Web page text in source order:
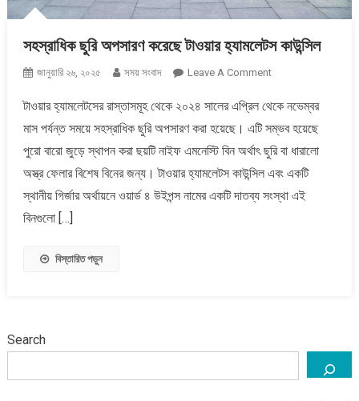
সহস্রাধিক ছুরি অপসারণ করেছে টাওয়ার হ্যামলেটস কাউন্সিল
জানুয়ারি ২৬, ২০২৫ সময় সংবাদ Leave A CommentOn
ছুরি
অপসারণ
করেছে
টাওয়ার
কাউন্সিল
টাওয়ার হ্যামলেটসের রাস্তাসমূহ থেকে ২০২৪ সালের এপ্রিল থেকে নভেম্বর
মাস পর্যন্ত সময়ে সহস্রাধিক ছুরি অপসারণ করা হয়েছে। এটি সম্ভব হয়েছে
পুরো বারো জুড়ে স্থাপন করা ছয়টি নাইফ এমনেস্টি বিন অর্থাৎ ছুরি বা ধারালো
অস্ত্র ফেলার বিশেষ বিনের জন্য। টাওয়ার হ্যামলেটস কাউন্সিল এবং একটি
স্থানীয় গির্জার অর্থায়নে ওয়ার্ড ৪ উইপন্স নামের একটি দাতব্য সংস্থা এই
বিনগুলো […]
বিস্তারিত পড়ুন
Search